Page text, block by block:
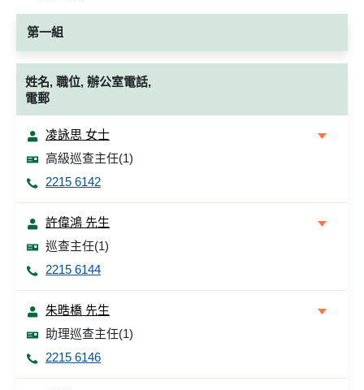
第一組
姓名, 職位, 辦公室電話,
電郵
凌詠思 女士
高級巡查主任(1)
2215 6142
許偉鴻 先生
巡查主任(1)
2215 6144
朱晧橋 先生
助理巡查主任(1)
2215 6146